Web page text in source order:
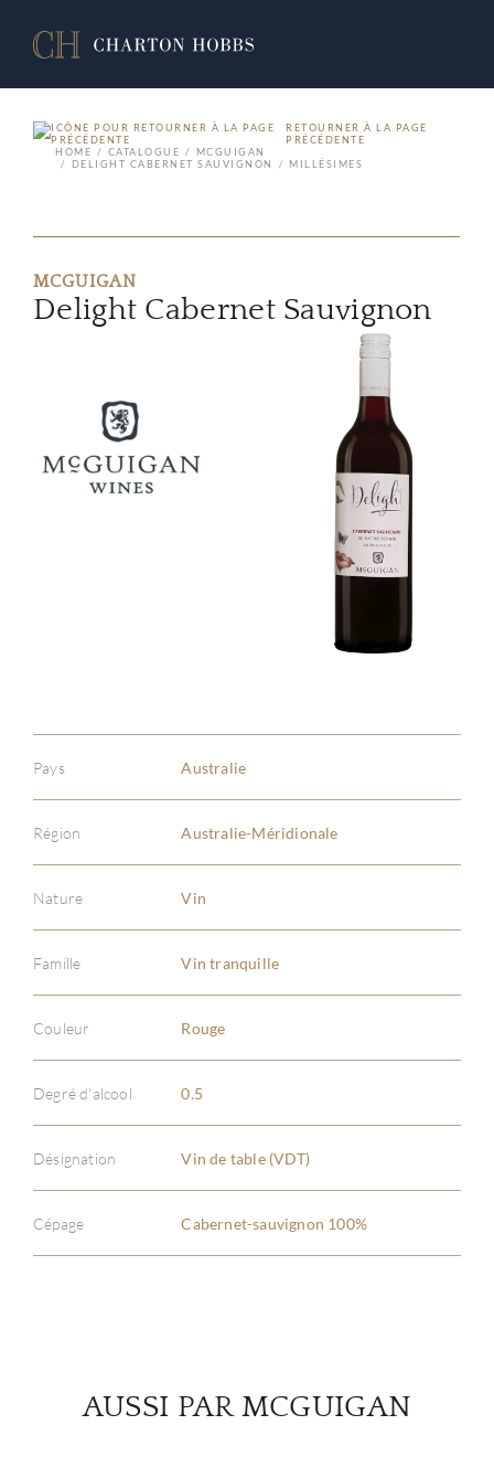
RETOURNER À LA PAGE
PRÉCÉDENTE
HOME
CATALOGUE
MCGUIGAN
DELIGHT CABERNET SAUVIGNON
MILLÉSIMES
MCGUIGAN
Delight Cabernet Sauvignon
Pays Australie
Région Australie-Méridionale
Nature Vin
Famille Vin tranquille
Couleur Rouge
Degré d'alcool 0.5
Désignation Vin de table (VDT)
Cépage Cabernet-sauvignon 100%
AUSSI PAR MCGUIGAN